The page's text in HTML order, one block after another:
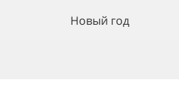
Новый год